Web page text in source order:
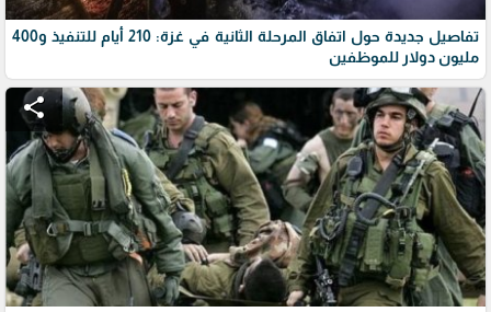
تفاصيل جديدة حول اتفاق المرحلة الثانية في غزة: 210 أيام للتنفيذ و400
مليون دولار للموظفين
share